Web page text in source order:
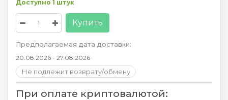
Доступно 1 штук
Купить
Предполагаемая дата доставки:
20.08.2026 - 27.08.2026
Не подлежит возврату/обмену
При оплате криптовалютой: